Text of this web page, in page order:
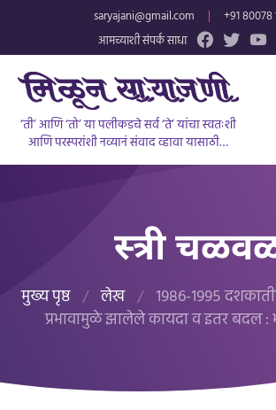
saryajani@gmail.com |
+91 80078
आमच्याशी संपर्क साधा
‘ती’ आणि ‘तो’ या पलीकडचे सर्व ‘ते’ यांचा स्वतःशी
आणि परस्परांशी नव्यानं संवाद व्हावा यासाठी…
स्त्री
मुख्य पृष्ठ / लेख / १९८६-१९९५
प्रभावामुळे झालेले कायदा व इतर बदल :